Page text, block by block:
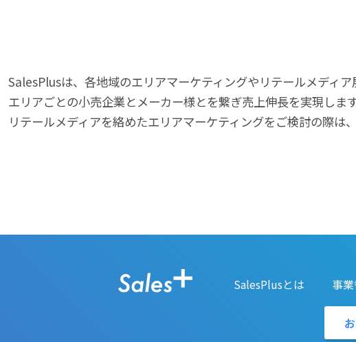
SalesPlusは、各地域のエリアマーケティングやリテールメディア
エリアごとの小売企業とメーカー様とを繋ぎ売上伸長を実現します
リテールメディアを絡めたエリアマーケティングをご検討の際は
SalesPlusとは 事